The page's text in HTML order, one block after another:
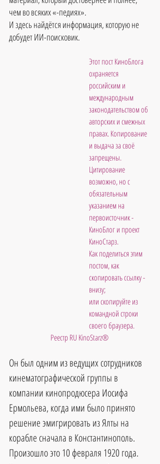
чем во всяких «-педиях».
И здесь найдётся информация, которую не
добудет ИИ-поисковик.
Этот пост КиноБлога
охраняется
российским и
международным
законодательством об
авторских и смежных
правах. Копирование
и выдача за своё
запрещены.
Цитирование
возможно, но с
обязательным
указанием на
первоисточник -
КиноБлог и проект
КиноСтарз.
Как поделиться этим
постом, как
скопировать ссылку -
внизу;
или скопируйте из
командной строки
своего браузера.
Реестр RU KinoStarz®
Он был одним из ведущих сотрудников
кинематографической группы в
компании кинопродюсера Иосифа
Ермольева, когда ими было принято
решение эмигрировать из Ялты на
корабле сначала в Константинополь.
Произошло это 10 февраля 1920 года.